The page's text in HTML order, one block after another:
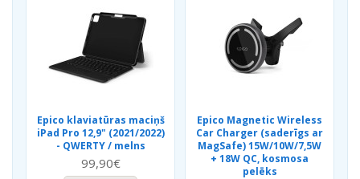
Epico klaviatūras maciņš
iPad Pro 12,9" (2021/2022)
- QWERTY / melns
99,90€
Epico Magnetic Wireless
Car Charger (saderīgs ar
MagSafe) 15W/10W/7,5W
+ 18W QC, kosmosa
pelēks